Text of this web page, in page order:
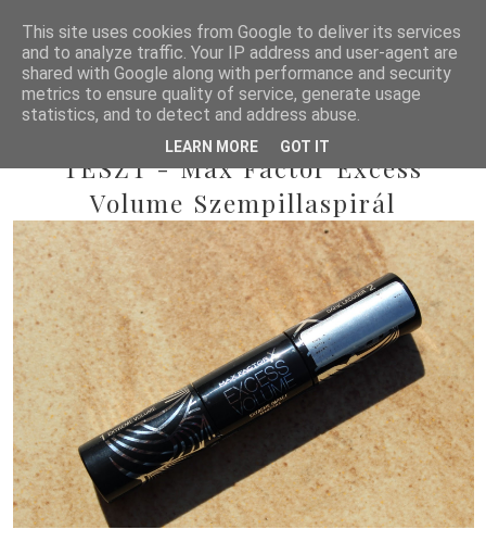
2014/03/30
TESZT - Max Factor Excess
Volume Szempillaspirál
This site uses cookies from Google to deliver its services
and to analyze traffic. Your IP address and user-agent are
shared with Google along with performance and security
metrics to ensure quality of service, generate usage
statistics, and to detect and address abuse.
LEARN MORE GOT IT